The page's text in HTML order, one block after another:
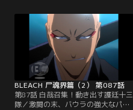
ていたルキアの死神の力を強制的に
引き出す。ルキアは死覇装姿になっ
て斬魂刀で織姫に切りかかる。ルキ
ア相手に本気で戦うことができない
織姫は次第に追い詰められていく。
【提供：バンダイチャンネル】
BLEACH 尸魂界篇（2） 第087話
第87話 白哉召集！動き出す護廷十三
隊／激闘の末、バウラの強大なパワ